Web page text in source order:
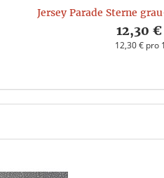
Jersey Parade Sterne
12,30 €
12,30 € pro